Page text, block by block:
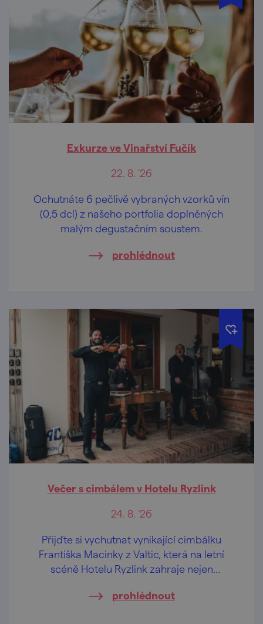
Exkurze ve Vinařství Fučík
22. 8. '26
Ochutnáte 6 pečlivě vybraných vzorků vín
(0,5 dcl) z našeho portfolia doplněných
malým degustačním soustem.
prohlédnout
Večer s cimbálem v Hotelu Ryzlink
24. 8. '26
Přijďte si vychutnat vynikající cimbálku
Františka Macinky z Valtic, která na letní
scéně Hotelu Ryzlink zahraje nejen
prohlédnout